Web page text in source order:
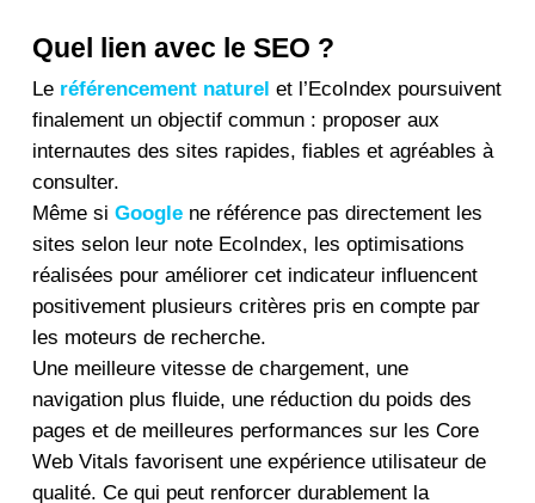
Quel lien avec le SEO ?
Le référencement naturel et l’EcoIndex poursuivent
finalement un objectif commun : proposer aux
internautes des sites rapides, fiables et agréables à
consulter.
Même si Googlene référence pas directement les
sites selon leur note EcoIndex, les optimisations
réalisées pour améliorer cet indicateur influencent
positivement plusieurs critères pris en compte par
les moteurs de recherche.
Une meilleure vitesse de chargement, une
navigation plus fluide, une réduction du poids des
pages et de meilleures performances sur les Core
Web Vitals favorisent une expérience utilisateur de
qualité. Ce qui peut renforcer durablement la